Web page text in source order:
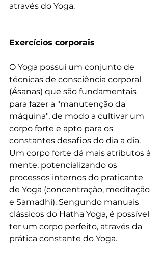
através do Yoga.
Exercícios corporais
O Yoga possui um conjunto de
técnicas de consciência corporal
(Ásanas) que são fundamentais
para fazer a "manutenção da
máquina", de modo a cultivar um
corpo forte e apto para os
constantes desafios do dia a dia.
Um corpo forte dá mais atributos à
mente, potencializando os
processos internos do praticante
de Yoga (concentração, meditação
e Samadhi). Sengundo manuais
clássicos do Hatha Yoga, é possível
ter um corpo perfeito, através da
prática constante do Yoga.